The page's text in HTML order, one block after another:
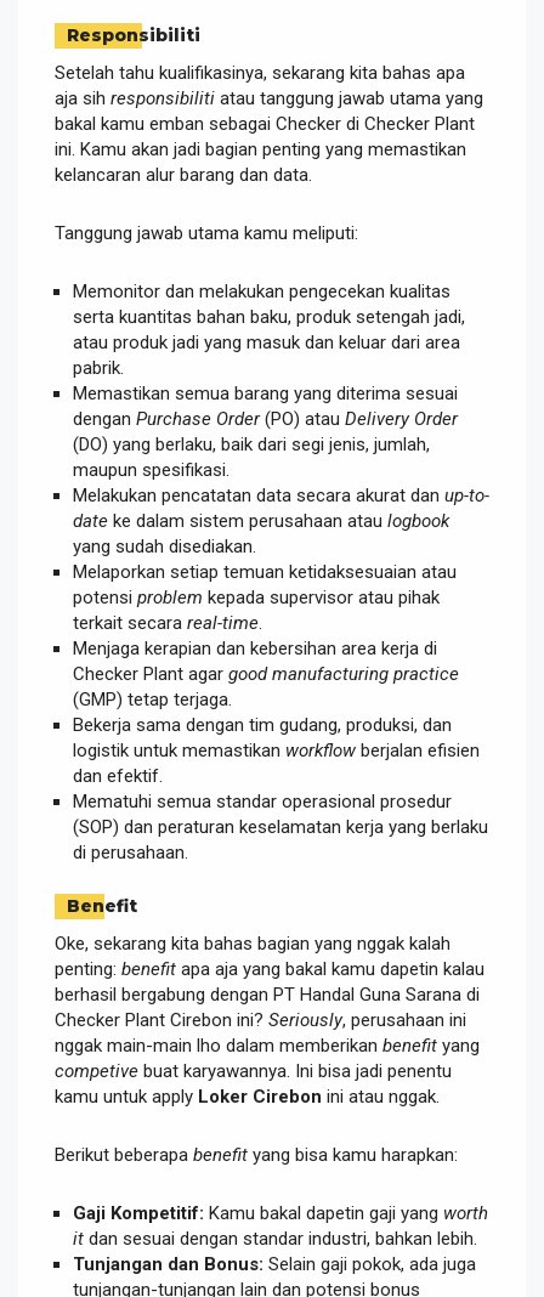
Responsibiliti
Setelah tahu kualifikasinya, sekarang kita bahas apa
aja sih responsibiliti atau tanggung jawab utama yang
bakal kamu emban sebagai Checker di Checker Plant
ini. Kamu akan jadi bagian penting yang memastikan
kelancaran alur barang dan data.
Tanggung jawab utama kamu meliputi:
Memonitor dan melakukan pengecekan kualitas
serta kuantitas bahan baku, produk setengah jadi,
atau produk jadi yang masuk dan keluar dari area
pabrik.
Memastikan semua barang yang diterima sesuai
dengan Purchase Order(PO) atau Delivery Order
(DO) yang berlaku, baik dari segi jenis, jumlah,
maupun spesifikasi.
Melakukan pencatatan data secara akurat dan up-to-
date ke dalam sistem perusahaan atau logbook
yang sudah disediakan.
Melaporkan setiap temuan ketidaksesuaian atau
potensi problem kepada supervisor atau pihak
terkait secara real-time.
Menjaga kerapian dan kebersihan area kerja di
Checker Plant agar good manufacturing practice
(GMP) tetap terjaga.
Bekerja sama dengan tim gudang, produksi, dan
logistik untuk memastikan workflow berjalan efisien
dan efektif.
Mematuhi semua standar operasional prosedur
(SOP) dan peraturan keselamatan kerja yang berlaku
di perusahaan.
Benefit
Oke, sekarang kita bahas bagian yang nggak kalah
penting: benefit apa aja yang bakal kamu dapetin kalau
berhasil bergabung dengan PT Handal Guna Sarana di
Checker Plant Cirebon ini? Seriously, perusahaan ini
nggak main-main lho dalam memberikan benefit yang
competive buat karyawannya. Ini bisa jadi penentu
kamu untuk apply Loker Cirebon ini atau nggak.
Berikut beberapa benefit yang bisa kamu harapkan:
Gaji Kompetitif: Kamu bakal dapetin gaji yang worth
it dan sesuai dengan standar industri, bahkan lebih.
Tunjangan dan Bonus: Selain gaji pokok, ada juga
tunjangan-tunjangan lain dan potensi bonus